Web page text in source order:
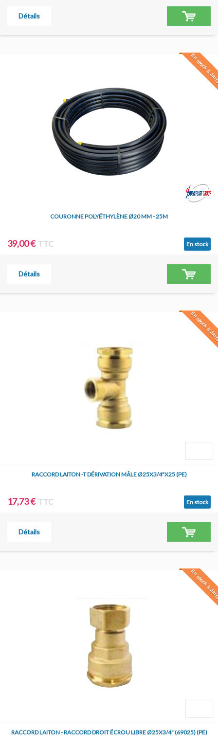
Détails
En stock à
COURONNE POLYÉTHYLÈNE Ø20 MM - 25M
39,00 € TTC En stock
Détails
En stock à
RACCORD LAITON -T DÉRIVATION MÂLE Ø25X3/4"X25 (PE)
17,73 € TTC En stock
Détails
En stock à
RACCORD LAITON - RACCORD DROIT ÉCROU LIBRE Ø25X3/4" (69025) (PE)